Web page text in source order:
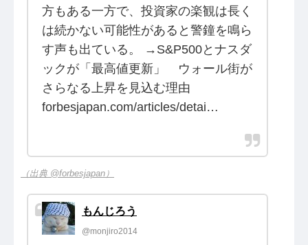
方もある一方で、投資家の楽観は長く
は続かない可能性があると警鐘を鳴ら
す声も出ている。 →S&P500とナスダ
ックが「最高値更新」 ウォール街が
さらなる上昇を見込む理由
forbesjapan.com/articles/detai…
（出典 @forbesjapan）
もんじろう
@monjiro2014